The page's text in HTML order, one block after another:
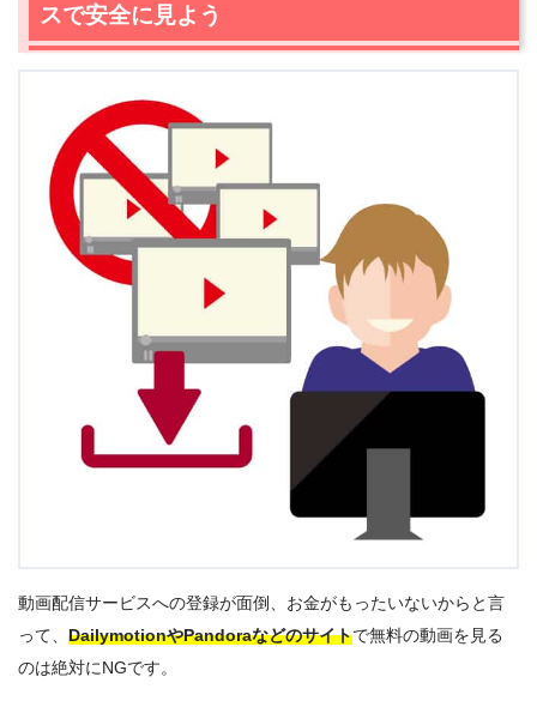
スで安全に見よう
動画配信サービスへの登録が面倒、お金がもったいないからと言
って、 DailymotionやPandoraなどのサイトで無料の動画を見る
のは絶対にNGです。